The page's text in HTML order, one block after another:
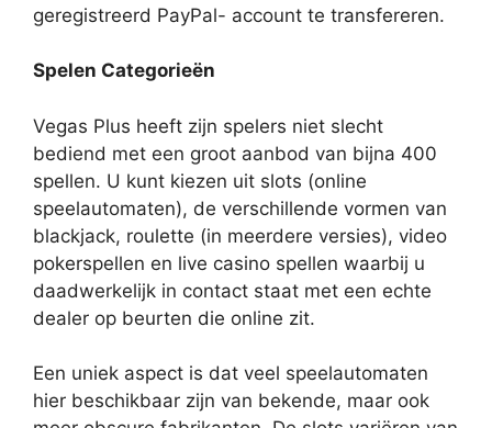
geregistreerd PayPal- account te transfereren.
Spelen Categorieën
Vegas Plus heeft zijn spelers niet slecht
bediend met een groot aanbod van bijna 400
spellen. U kunt kiezen uit slots (online
speelautomaten), de verschillende vormen van
blackjack, roulette (in meerdere versies), video
pokerspellen en live casino spellen waarbij u
daadwerkelijk in contact staat met een echte
dealer op beurten die online zit.
Een uniek aspect is dat veel speelautomaten
hier beschikbaar zijn van bekende, maar ook